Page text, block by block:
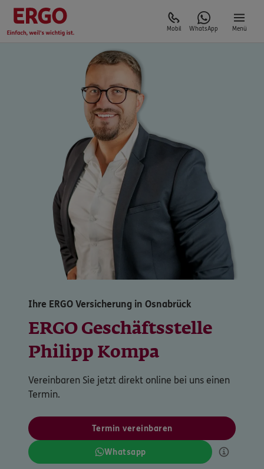
Mobil WhatsApp Menü
Ihre ERGO Versicherung in Osnabrück
ERGO Geschäftsstelle
Philipp Kompa
Vereinbaren Sie jetzt direkt online bei uns einen
Termin.
Termin vereinbaren
Whatsapp